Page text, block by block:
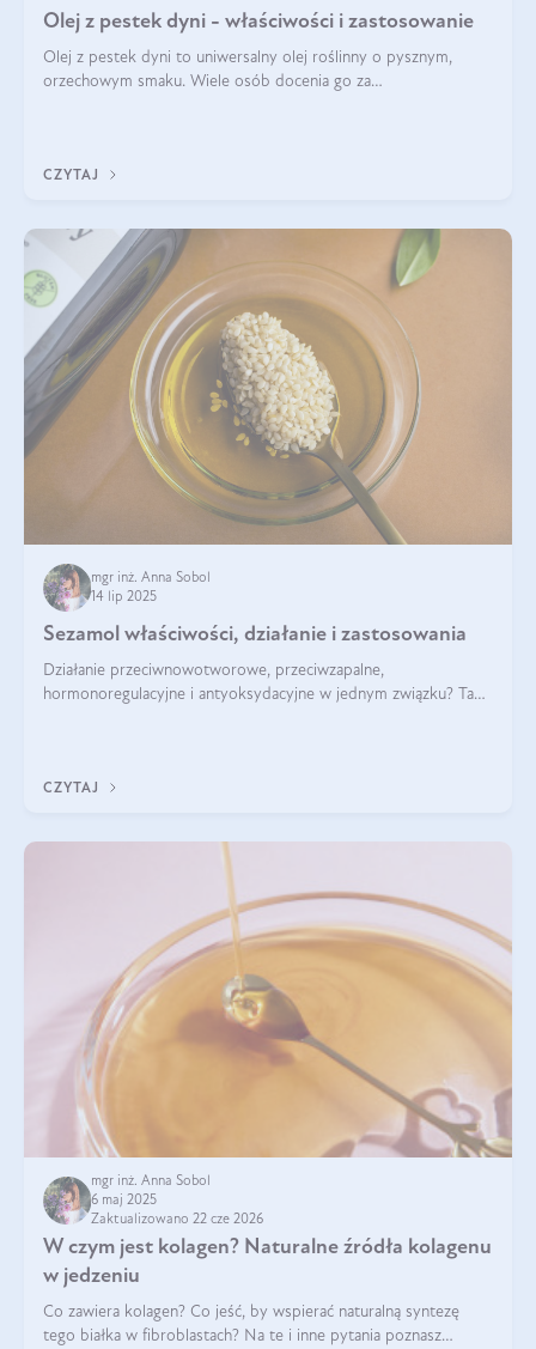
Olej z pestek dyni - właściwości i zastosowanie
Olej z pestek dyni to uniwersalny olej roślinny o pysznym,
orzechowym smaku. Wiele osób docenia go za
CZYTAJ
mgr inż. Anna Sobol
14 lip 2025
Sezamol właściwości, działanie i zastosowania
Działanie przeciwnowotworowe, przeciwzapalne,
hormonoregulacyjne i antyoksydacyjne w jednym związku? Tak
CZYTAJ
mgr inż. Anna Sobol
6 maj 2025
Zaktualizowano 22 cze 2026
W czym jest kolagen? Naturalne źródła kolagenu
w jedzeniu
Co zawiera kolagen? Co jeść, by wspierać naturalną syntezę
tego białka w fibroblastach? Na te i inne pytania poznasz